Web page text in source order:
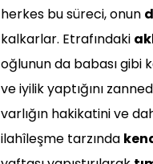
herkes bu süreci, onun
kalkarlar. Etrafındaki
oğlunun da babası gibi
ve iyilik yaptığını
varlığın hakikatini ve
ilahîleşme tarzında